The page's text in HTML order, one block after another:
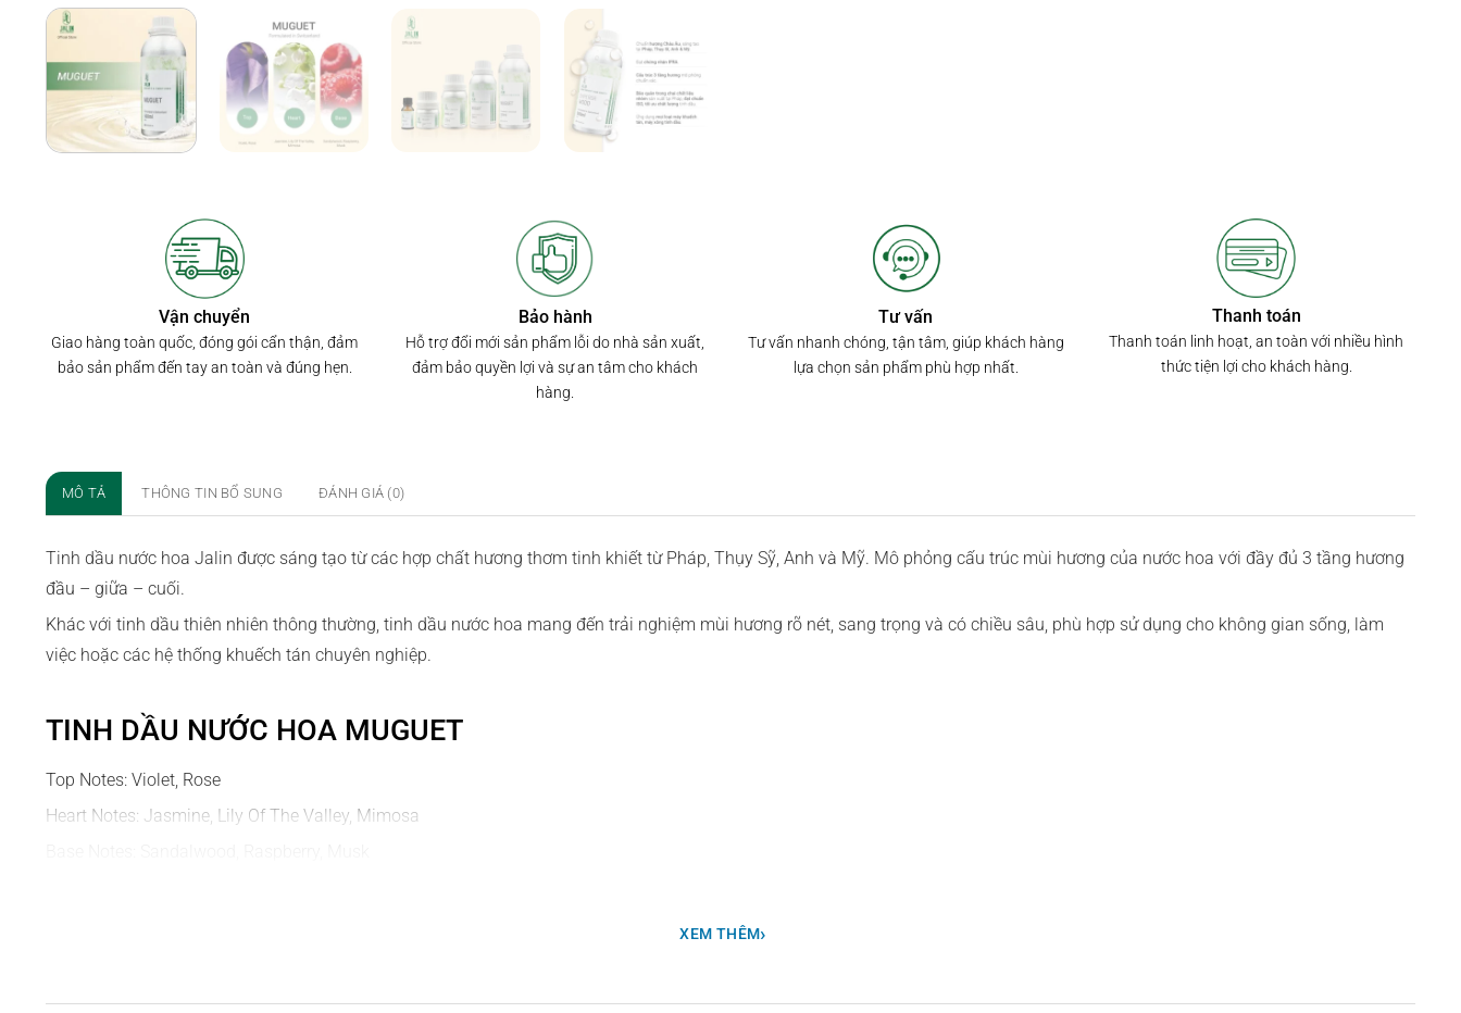
Vận chuyển
Giao hàng toàn quốc, đóng gói cẩn thận, đảm
bảo sản phẩm đến tay an toàn và đúng hẹn.
Bảo hành
Hỗ trợ đổi mới sản phẩm lỗi do nhà sản xuất,
đảm bảo quyền lợi và sự an tâm cho khách
hàng.
Tư vấn
Tư vấn nhanh chóng, tận tâm, giúp khách hàng
lựa chọn sản phẩm phù hợp nhất.
Thanh toán
Thanh toán linh hoạt, an toàn với nhiều hình
thức tiện lợi cho khách hàng.
MÔ TẢ THÔNG TIN BỔ SUNG ĐÁNH GIÁ (0)
Tinh dầu nước hoa Jalin được sáng tạo từ các hợp chất hương thơm tinh khiết từ Pháp, Thụy Sỹ, Anh và Mỹ. Mô phỏng cấu trúc mùi hương của nước hoa với đầy đủ 3 tầng hương
đầu – giữa – cuối.
Khác với tinh dầu thiên nhiên thông thường, tinh dầu nước hoa mang đến trải nghiệm mùi hương rõ nét, sang trọng và có chiều sâu, phù hợp sử dụng cho không gian sống, làm
việc hoặc các hệ thống khuếch tán chuyên nghiệp.
TINH DẦU NƯỚC HOA MUGUET
Top Notes: Violet, Rose
Heart Notes: Jasmine, Lily Of The Valley, Mimosa
- Là một nét hương đậm vị gỗ cùng vanilla và trái cây, hương thơm này như một quý bà với hai sắc thái tính cách đầy đối lập, bí ẩn nhưng không kém phần gọi mời.
XEM THÊM›